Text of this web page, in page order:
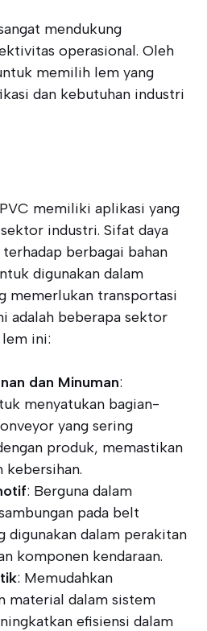
mendukung
operasional. Oleh
memilih lem yang
dan kebutuhan industri
memiliki aplikasi yang
industri. Sifat daya
berbagai bahan
digunakan dalam
memerlukan transportasi
adalah beberapa sektor
ini:
dan Minuman:
menyatukan bagian-
yang sering
produk, memastikan
kebersihan.
: Berguna dalam
pada belt
digunakan dalam perakitan
komponen kendaraan.
: Memudahkan
material dalam sistem
efisiensi dalam